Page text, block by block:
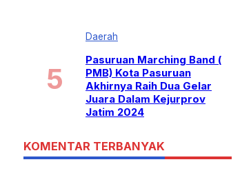
Daerah
Pasuruan Marching Band (
PMB) Kota Pasuruan
Akhirnya Raih Dua Gelar
Juara Dalam Kejurprov
Jatim 2024
KOMENTAR TERBANYAK